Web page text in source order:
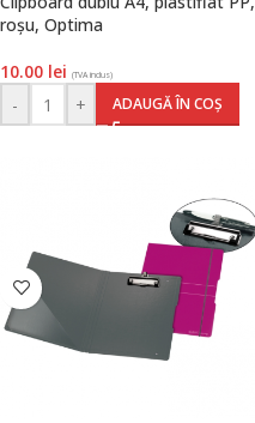
roșu, Optima
10.00 lei (TVA inclus)
- + ADAUGĂ ÎN COȘ